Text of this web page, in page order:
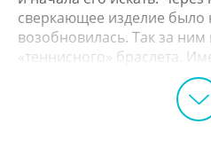
сверкающее изделие было
возобновилась. Так за
«теннисного» браслета.
Крис выиграла целых три
мы могли пройти мимо